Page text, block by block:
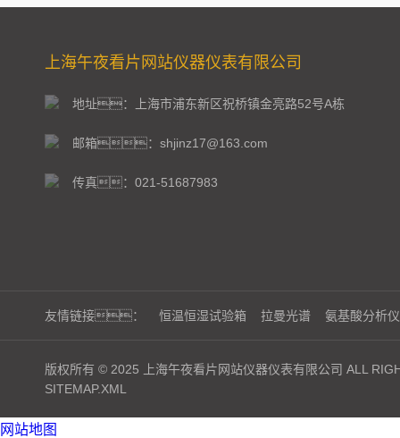
上海午夜看片网站仪器仪表有限公司
地址：上海市浦东新区祝桥镇金亮路52号A栋
邮箱：shjinz17@163.com
传真：021-51687983
友情链接： 恒温恒湿试验箱 拉曼光谱 氨基酸分析仪
版权所有 © 2025 上海午夜看片网站仪器仪表有限公司 ALL
SITEMAP.XML
网站地图